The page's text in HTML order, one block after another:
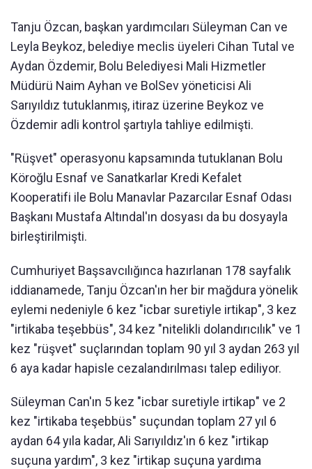
Tanju Özcan, başkan yardımcıları Süleyman Can ve
Leyla Beykoz, belediye meclis üyeleri Cihan Tutal ve
Aydan Özdemir, Bolu Belediyesi Mali Hizmetler
Müdürü Naim Ayhan ve BolSev yöneticisi Ali
Sarıyıldız tutuklanmış, itiraz üzerine Beykoz ve
Özdemir adli kontrol şartıyla tahliye edilmişti.
"Rüşvet" operasyonu kapsamında tutuklanan Bolu
Köroğlu Esnaf ve Sanatkarlar Kredi Kefalet
Kooperatifi ile Bolu Manavlar Pazarcılar Esnaf Odası
Başkanı Mustafa Altındal'ın dosyası da bu dosyayla
birleştirilmişti.
Cumhuriyet Başsavcılığınca hazırlanan 178 sayfalık
iddianamede, Tanju Özcan'ın her bir mağdura yönelik
eylemi nedeniyle 6 kez "icbar suretiyle irtikap", 3 kez
"irtikaba teşebbüs", 34 kez "nitelikli dolandırıcılık" ve 1
kez "rüşvet" suçlarından toplam 90 yıl 3 aydan 263 yıl
6 aya kadar hapisle cezalandırılması talep ediliyor.
Süleyman Can'ın 5 kez "icbar suretiyle irtikap" ve 2
kez "irtikaba teşebbüs" suçundan toplam 27 yıl 6
aydan 64 yıla kadar, Ali Sarıyıldız'ın 6 kez "irtikap
suçuna yardım", 3 kez "irtikap suçuna yardıma